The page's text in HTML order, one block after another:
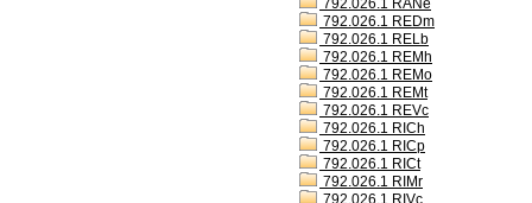
792.026.1 RANe
792.026.1 REDm
792.026.1 RELb
792.026.1 REMh
792.026.1 REMo
792.026.1 REMt
792.026.1 REVc
792.026.1 RICh
792.026.1 RICp
792.026.1 RICt
792.026.1 RIMr
792.026.1 RIVc